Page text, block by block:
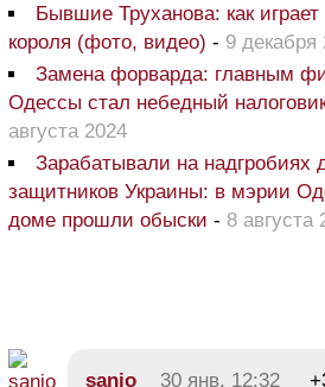
Бывшие Труханова: как
короля (фото, видео) - 9 декабря
Замена форварда: главным
Одессы стал небедный
августа 2024
Зарабатывали на надгробиях
защитников Украины: в мэрии
доме прошли обыски - 8 августа
sanjo 30 янв, 12:32